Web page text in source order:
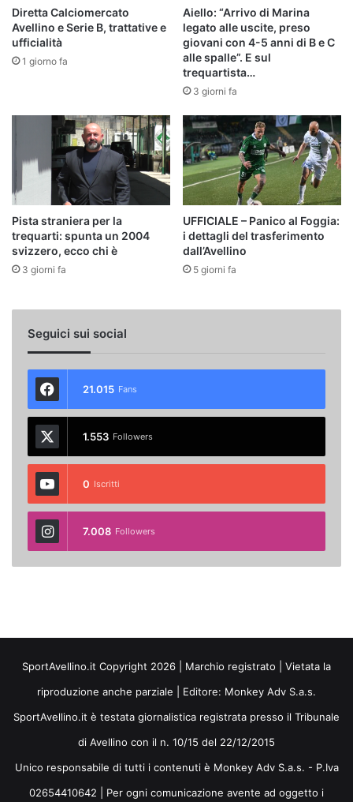
Diretta Calciomercato
Avellino e Serie B, trattative e
ufficialità
1 giorno fa
Aiello: “Arrivo di Marina
legato alle uscite, preso
giovani con 4-5 anni di B e C
alle spalle”. E sul
trequartista…
3 giorni fa
Pista straniera per la
trequarti: spunta un 2004
svizzero, ecco chi è
3 giorni fa
UFFICIALE – Panico al Foggia:
i dettagli del trasferimento
dall’Avellino
5 giorni fa
Seguici sui social
21.015 Fans
1.553 Followers
0 Iscritti
7.008 Followers
SportAvellino.it Copyright 2026 | Marchio registrato | Vietata la
riproduzione anche parziale | Editore: Monkey Adv S.a.s.
SportAvellino.it è testata giornalistica registrata presso il Tribunale
di Avellino con il n. 10/15 del 22/12/2015
Unico responsabile di tutti i contenuti è Monkey Adv S.a.s. - P.Iva
02654410642 | Per ogni comunicazione avente ad oggetto i